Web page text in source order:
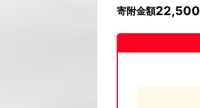
寄附金額22,500